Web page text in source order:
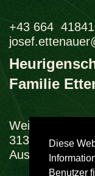
+43 664
Familie
Weingasse 3
3133
Austria
Diese
Benutzer